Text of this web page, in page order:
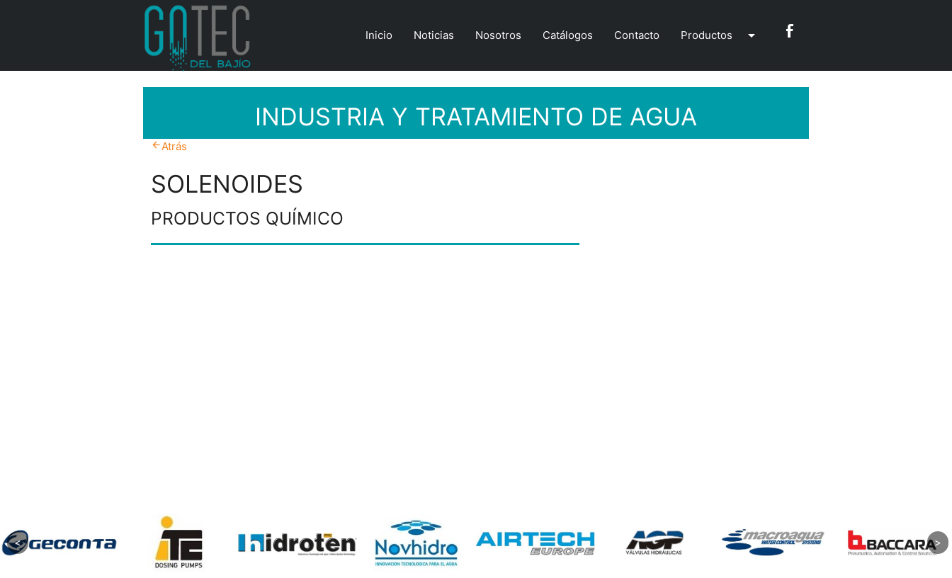
Inicio Noticias Nosotros Catálogos Contacto Productos arrow_drop_down
INDUSTRIA Y TRATAMIENTO DE AGUA
arrow_backAtrás
SOLENOIDES
PRODUCTOS QUÍMICO